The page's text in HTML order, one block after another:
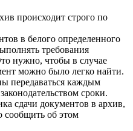
происходит строго по
в белого определенного
требования
нужно, чтобы в случае
можно было легко найти.
передаваться каждым
сроки.
сдачи документов в архив,
сообщить об этом